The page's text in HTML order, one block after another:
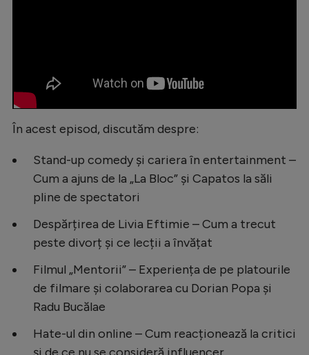
Alte sporturi
JO 2024
JO 2026
Intră în cont
În acest episod, discutăm despre:
Stand-up comedy și cariera în entertainment –
Cum a ajuns de la „La Bloc” și Capatos la săli
pline de spectatori
Despărțirea de Livia Eftimie – Cum a trecut
peste divorț și ce lecții a învățat
Filmul „Mentorii” – Experiența de pe platourile
de filmare și colaborarea cu Dorian Popa și
Radu Bucălae
Hate-ul din online – Cum reacționează la critici